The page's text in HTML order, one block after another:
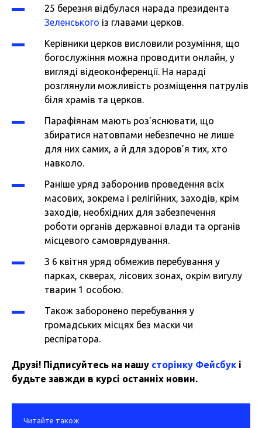
25 березня відбулася нарада президента
Зеленського із главами церков.
Керівники церков висловили розуміння, що
богослужіння можна проводити онлайн, у
вигляді відеоконференції. На нараді
розглянули можливість розміщення патрулів
біля храмів та церков.
Парафіянам мають роз'яснювати, що
збиратися натовпами небезпечно не лише
для них самих, а й для здоров’я тих, хто
навколо.
Раніше уряд заборонив проведення всіх
масових, зокрема і релігійних, заходів, крім
заходів, необхідних для забезпечення
роботи органів державної влади та органів
місцевого самоврядування.
З 6 квітня уряд обмежив перебування у
парках, скверах, лісових зонах, окрім вигулу
тварин 1 особою.
Також заборонено перебування у
громадських місцях без маски чи
респіратора.
Друзі! Підписуйтесь на нашу сторінку Фейсбук і
будьте завжди в курсі останніх новин.
Читайте також